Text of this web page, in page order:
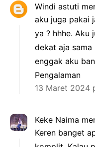
Windi astuti
aku juga pakai
ya ? hhhe. Aku
dekat aja sama
enggak aku
Pengalaman
13 Maret 2024
Keke Naima
Keren banget